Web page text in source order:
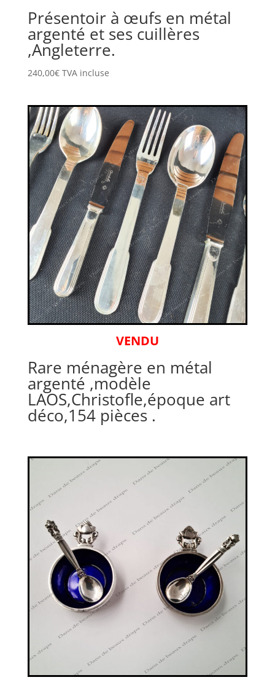
Présentoir à œufs en métal
argenté et ses cuillères
,Angleterre.
240,00€ TVA incluse
VENDU
Rare ménagère en métal
argenté ,modèle
LAOS,Christofle,époque art
déco,154 pièces .